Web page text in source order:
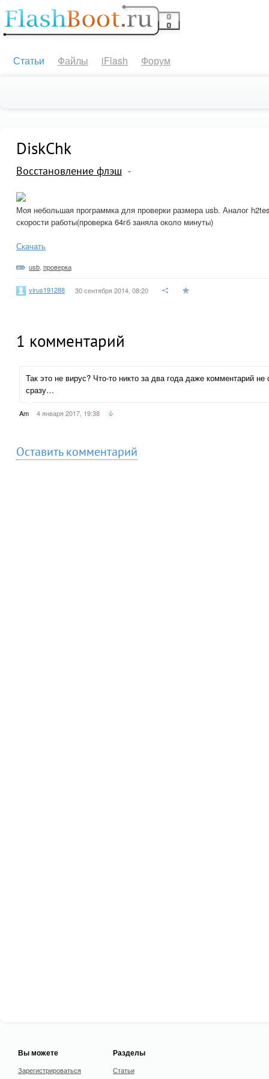
Статьи Файлы iFlash Форум
DiskChk
Восстановление флэш
Моя небольшая программка для проверки размера usb. Аналог
скорости работы(проверка 64гб заняла около минуты)
Скачать
usb проверка
virus191288 30 сентября 2014, 08:20
1 комментарий
Так это не вирус? Что-то никто за два года даже комментарий
сразу…
Am 4 января 2017, 19:38
Оставить комментарий
Вы можете
Зарегистрироваться
Разделы
Статьи